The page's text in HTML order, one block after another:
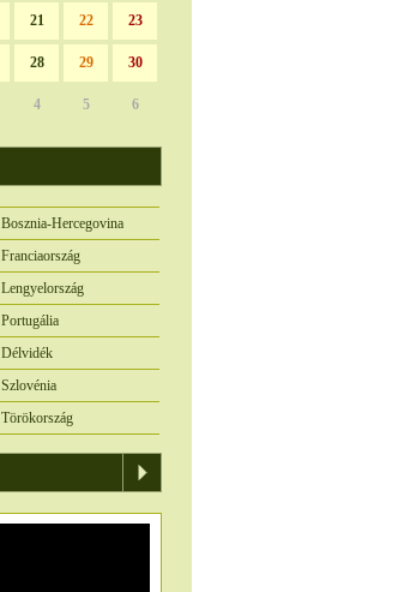
21 22 23
28 29 30
4 5 6
Bosznia-Hercegovina
Franciaország
Lengyelország
Portugália
Délvidék
Szlovénia
Törökország